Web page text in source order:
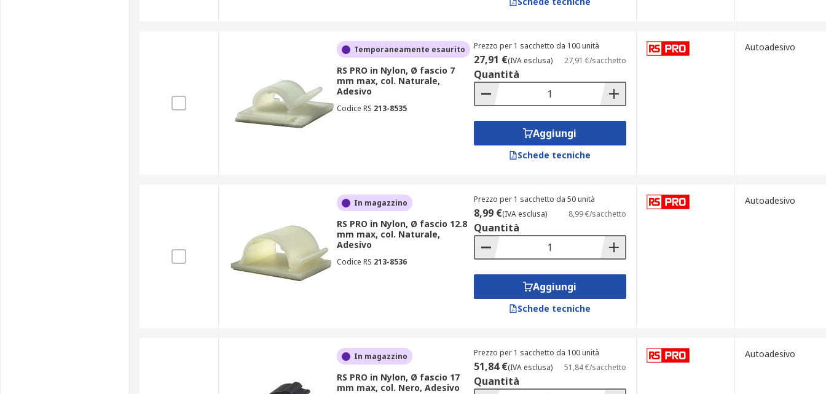
Temporaneamente esaurito
RS PRO in Nylon, Ø fascio 7
mm max, col. Naturale,
Adesivo
Codice RS 213-8535
Prezzo per 1 sacchetto da 100 unità
27,91 €(IVA esclusa) 27,91 €/sacchetto
Quantità
Aggiungi
Schede tecniche
Autoadesivo
In magazzino
RS PRO in Nylon, Ø fascio 12.8
mm max, col. Naturale,
Adesivo
Codice RS 213-8536
Prezzo per 1 sacchetto da 50 unità
8,99 €(IVA esclusa) 8,99 €/sacchetto
Quantità
Aggiungi
Schede tecniche
Autoadesivo
In magazzino
RS PRO in Nylon, Ø fascio 17
mm max, col. Nero, Adesivo
Prezzo per 1 sacchetto da 100 unità
51,84 €(IVA esclusa) 51,84 €/sacchetto
Quantità
Autoadesivo